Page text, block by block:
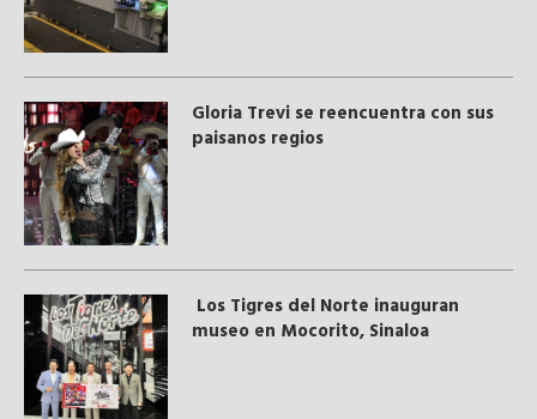
Gloria Trevi se reencuentra con sus
paisanos regios
Los Tigres del Norte inauguran
museo en Mocorito, Sinaloa